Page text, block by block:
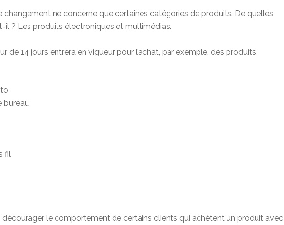
changement ne concerne que certaines catégories de produits. De quelles
il ? Les produits électroniques et multimédias.
de 14 jours entrera en vigueur pour l’achat, par exemple, des produits
bureau
fil
décourager le comportement de certains clients qui achètent un produit avec